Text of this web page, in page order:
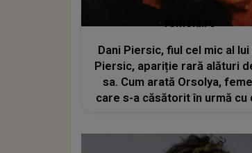
femeia.ro
Dani Piersic, fiul cel mic al lui
Piersic, apariție rară alături
sa. Cum arată Orsolya,
care s-a căsătorit în urmă cu